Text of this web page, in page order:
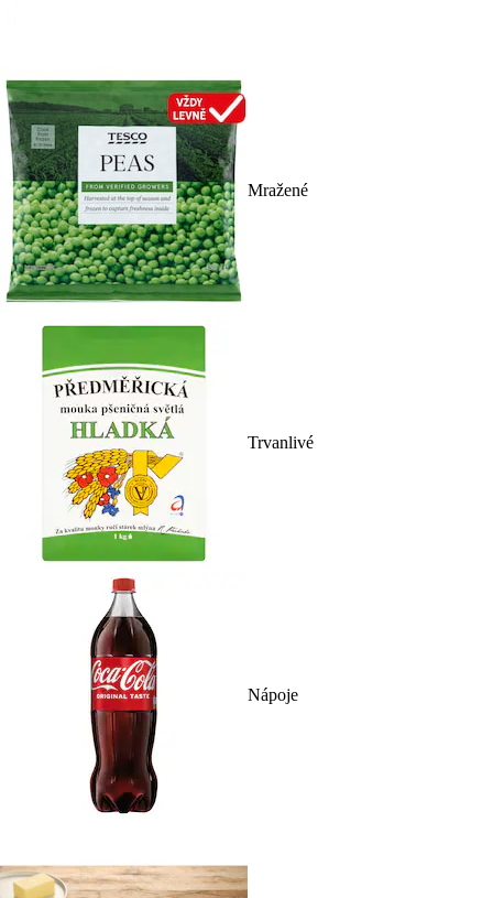
Mražené
Trvanlivé
Nápoje